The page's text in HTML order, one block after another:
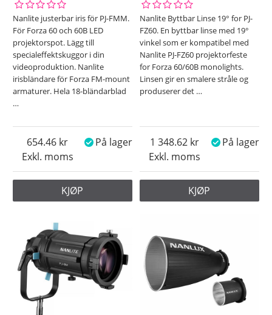
Nanlite justerbar iris för PJ-FMM.
För Forza 60 och 60B LED
projektorspot. Lägg till
specialeffektskuggor i din
videoproduktion. Nanlite
irisbländare för Forza FM-mount
armaturer. Hela 18-bländarblad
…
Exkl. moms
654.46 På lager
KJØP
Nanlite Byttbar Linse 19° for PJ-
FZ60. En byttbar linse med 19°
vinkel som er kompatibel med
Nanlite PJ-FZ60 projektorfeste
for Forza 60/60B monolights.
Linsen gir en smalere stråle og
produserer det …
Exkl. moms
1 348.62 På lager
KJØP